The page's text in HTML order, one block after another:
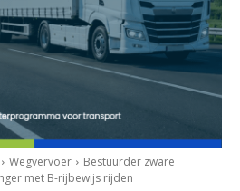
Wegvervoer
Bestuurder zware
met B-rijbewijs rijden